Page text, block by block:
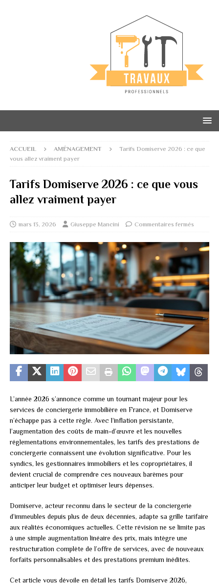
ACCUEIL AMÉNAGEMENT
Tarifs Domiserve 2026 : ce que
vous allez vraiment payer
Tarifs Domiserve 2026 : ce que vous
allez vraiment payer
mars 13, 2026 Giuseppe Mancini Commentaires fermés
L’année 2026 s’annonce comme un tournant majeur pour les
services de conciergerie immobilière en France, et Domiserve
n’échappe pas à cette règle. Avec l’inflation persistante,
l’augmentation des coûts de main-d’œuvre et les nouvelles
réglementations environnementales, les tarifs des prestations de
conciergerie connaissent une évolution significative. Pour les
syndics, les gestionnaires immobiliers et les copropriétaires, il
devient crucial de comprendre ces nouveaux barèmes pour
anticiper leur budget et optimiser leurs dépenses.
Domiserve, acteur reconnu dans le secteur de la conciergerie
d’immeubles depuis plus de deux décennies, adapte sa grille tarifaire
aux réalités économiques actuelles. Cette révision ne se limite pas
à une simple augmentation linéaire des prix, mais intègre une
restructuration complète de l’offre de services, avec de nouveaux
forfaits personnalisables et des prestations premium inédites.
Cet article vous dévoile en détail les tarifs Domiserve 2026,